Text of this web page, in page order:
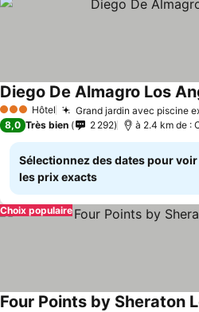
3 ÉtoilesHôtel Grand jardin avec piscine
Diego De Almagro Los
8,0 Très bien 2 292 à 2.4 km de :
Sélectionnez des dates pour voir
les prix exacts
Choix populaire
Four Points by Sheraton